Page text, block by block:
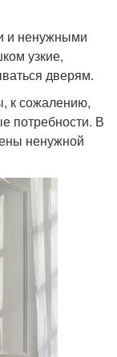
и ненужными
узкие,
дверям.
к сожалению,
потребности. В
ненужной